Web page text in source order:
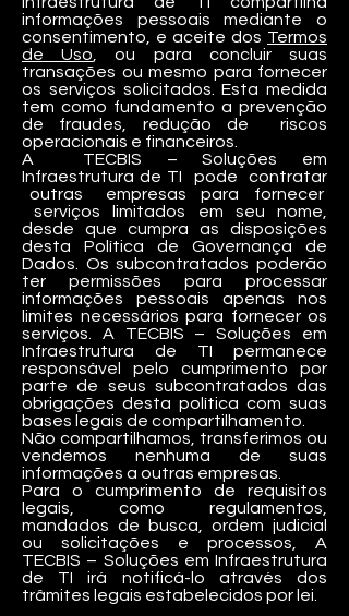
informações pessoais mediante o
consentimento, e aceite dos Termos
de Uso , ou para concluir suas
transações ou mesmo para fornecer
os serviços solicitados. Esta medida
tem como fundamento a prevenção
de fraudes, redução de riscos
operacionais e financeiros.
A TECBIS – Soluções em
Infraestrutura de TI pode contratar
outras empresas para fornecer
serviços limitados em seu nome,
desde que cumpra as disposições
desta Política de Governança de
Dados. Os subcontratados poderão
ter permissões para processar
informações pessoais apenas nos
limites necessários para fornecer os
serviços. A TECBIS – Soluções em
Infraestrutura de TI permanece
responsável pelo cumprimento por
parte de seus subcontratados das
obrigações desta política com suas
bases legais de compartilhamento.
Não compartilhamos, transferimos ou
vendemos nenhuma de suas
informações a outras empresas.
Para o cumprimento de requisitos
legais, como regulamentos,
mandados de busca, ordem judicial
ou solicitações e processos, A
TECBIS – Soluções em Infraestrutura
de TI irá notificá-lo através dos
trâmites legais estabelecidos por lei.